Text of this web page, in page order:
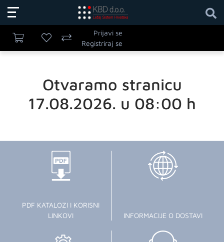
Prijavi se
Registriraj se
Otvaramo stranicu
17.08.2026. u 08:00 h
PDF KATALOZI I KORISNI
LINKOVI
INFORMACIJE O DOSTAVI